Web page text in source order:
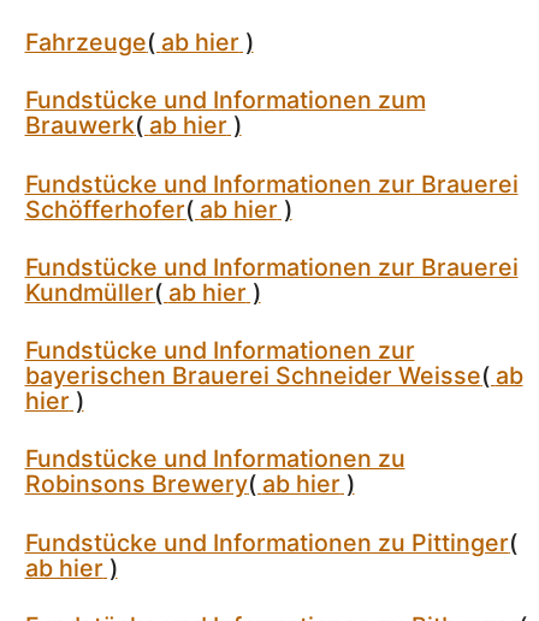
Fahrzeuge( ab hier)
Fundstücke und Informationen zum
Brauwerk( ab hier)
Fundstücke und Informationen zur Brauerei
Schöfferhofer( ab hier)
Fundstücke und Informationen zur Brauerei
Kundmüller( ab hier)
Fundstücke und Informationen zur
bayerischen Brauerei Schneider Weisse( ab
hier)
Fundstücke und Informationen zu
Robinsons Brewery( ab hier)
Fundstücke und Informationen zu Pittinger(
ab hier)